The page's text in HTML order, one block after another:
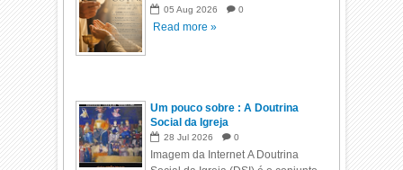
05 Aug 2026 0
Read more »
Um pouco sobre : A Doutrina
Social da Igreja
28 Jul 2026 0
Imagem da Internet A Doutrina